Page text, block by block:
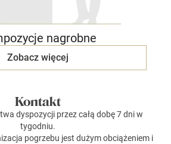
nagrobne
Zobacz więcej
Kontakt
dyspozycji przez całą dobę 7 dni w
tygodniu.
pogrzebu jest dużym obciążeniem i